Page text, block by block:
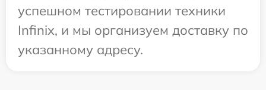
успешном тестировании техники
Infinix, и мы организуем доставку по
указанному адресу.